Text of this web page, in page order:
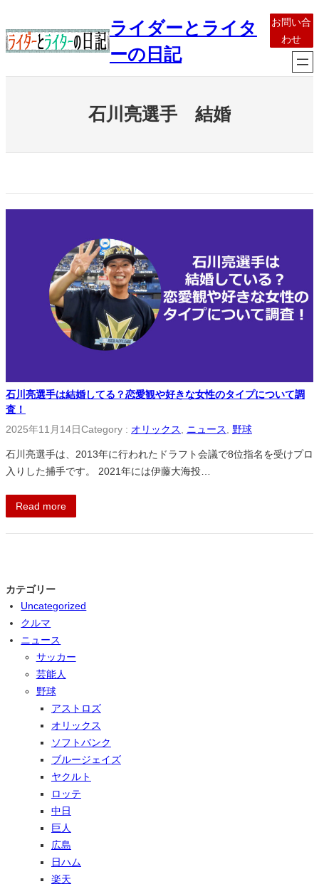
容
を
ライダーとライタ
ーの日記
お問い合
わせ
石川亮選手 結婚
石川亮選手は結婚してる？恋愛観や好きな女性のタイプについて調
査！
2025年11月14日Category : オリックス ニュース 野球
石川亮選手は、2013年に行われたドラフト会議で8位指名を受けプロ
入りした捕手です。 2021年には伊藤大海投…
Read more
カテゴリー
Uncategorized
クルマ
ニュース
サッカー
芸能人
野球
アストロズ
オリックス
ソフトバンク
ブルージェイズ
ヤクルト
ロッテ
中日
巨人
広島
日ハム
楽天